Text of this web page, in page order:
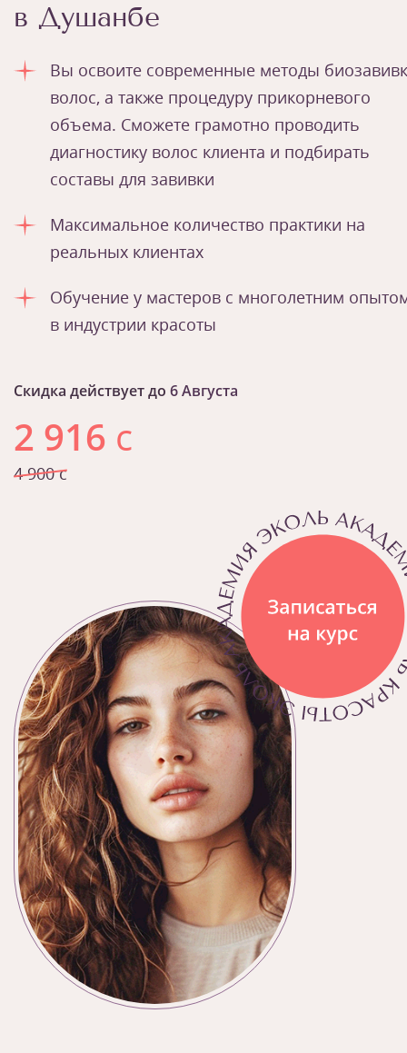
в Душанбе
Вы освоите современные методы
волос, а также процедуру прикорневого
объема. Сможете грамотно проводить
диагностику волос клиента и подбирать
составы для завивки
Максимальное количество практики на
реальных клиентах
Обучение у мастеров с многолетним
в индустрии красоты
Скидка действует до 6 Августа
2 916 с
4 900 с